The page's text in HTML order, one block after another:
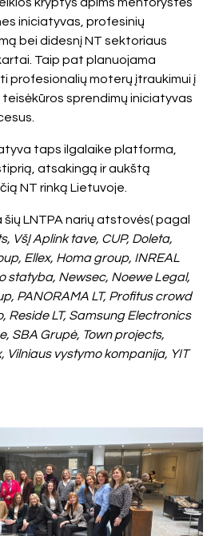
iniciatyvas, profesinių
bei didesnį NT sektoriaus
Taip pat planuojama
profesionalių moterų įtraukimui į
teisėkūros sprendimų iniciatyvas
taps ilgalaike platforma,
atsakingą ir aukštą
NT rinką Lietuvoje.
LNTPA narių atstovės( pagal
VšĮ Aplink tave, CUP, Doleta,
Ellex, Homa group, INREAL
statyba, Newsec, Noewe Legal,
PANORAMA LT, Profitus crowd
Reside LT, Samsung Electronics
SBA Grupė, Town projects,
Vilniaus vystymo kompanija, YIT